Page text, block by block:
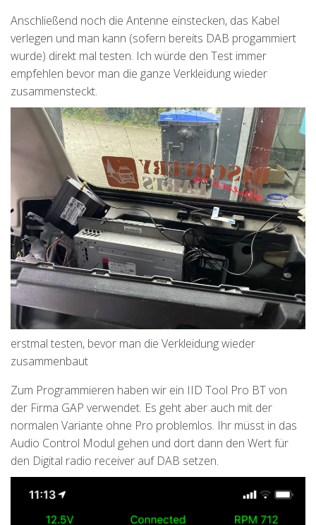
Anschließend noch die Antenne einstecken, das Kabel
verlegen und man kann (sofern bereits DAB progammiert
wurde) direkt mal testen. Ich würde den Test immer
empfehlen bevor man die ganze Verkleidung wieder
zusammensteckt.
erstmal testen, bevor man die Verkleidung wieder
zusammenbaut
Zum Programmieren haben wir ein IID Tool Pro BT von
der Firma GAP verwendet. Es geht aber auch mit der
normalen Variante ohne Pro problemlos. Ihr müsst in das
Audio Control Modul gehen und dort dann den Wert für
den Digital radio receiver auf DAB setzen.